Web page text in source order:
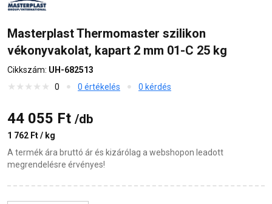
Masterplast Thermomaster szilikon
vékonyvakolat, kapart 2 mm 01-C 25 kg
Cikkszám: UH-682513
0
0 értékelés 0 kérdés
44 055 Ft /db
1 762 Ft / kg
A termék ára bruttó ár és kizárólag a webshopon leadott
megrendelésre érvényes!